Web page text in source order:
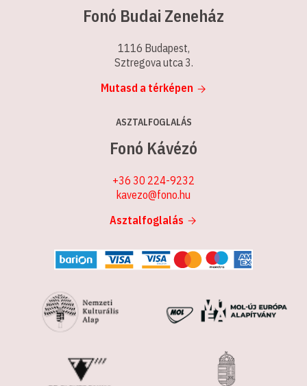
Fonó Budai Zeneház
1116 Budapest,
Sztregova utca 3.
Mutasd a térképen
ASZTALFOGLALÁS
Fonó Kávézó
+36 30 224-9232
kavezo@fono.hu
Asztalfoglalás